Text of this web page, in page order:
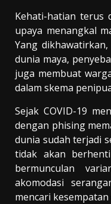
Kehati-hatian terus
upaya menangkal
Yang
dunia maya,
juga membuat
dalam skema
Sejak COVID-19
dengan phising
dunia sudah terjadi
tidak akan
bermunculan
akomodasi
mencari